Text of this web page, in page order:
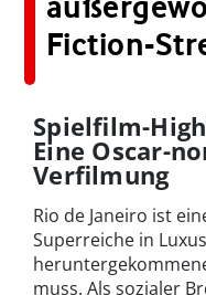
Fiction-
Spielfilm-
Eine Oscar-
Verfilmung
Rio de Janeiro ist
Superreiche in
muss. Als sozialer